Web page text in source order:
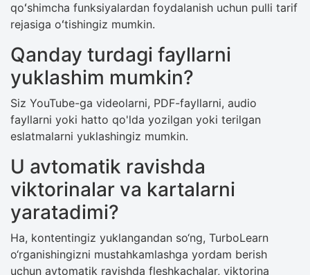
qoʻshimcha funksiyalardan foydalanish uchun pulli tarif
rejasiga oʻtishingiz mumkin.
Qanday turdagi fayllarni
yuklashim mumkin?
Siz YouTube-ga videolarni, PDF-fayllarni, audio
fayllarni yoki hatto qo'lda yozilgan yoki terilgan
eslatmalarni yuklashingiz mumkin.
U avtomatik ravishda
viktorinalar va kartalarni
yaratadimi?
Ha, kontentingiz yuklangandan so‘ng, TurboLearn
o‘rganishingizni mustahkamlashga yordam berish
uchun avtomatik ravishda fleshkachalar, viktorina